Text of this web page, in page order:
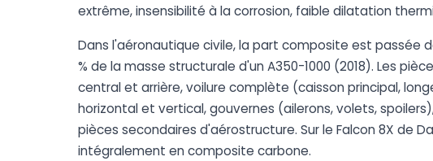
extrême, insensibilité à la corrosion, faible dilatation
Dans l'aéronautique civile, la part composite est passée
% de la masse structurale d'un A350-1000 (2018). Les
central et arrière, voilure complète (caisson principal,
horizontal et vertical, gouvernes (ailerons, volets,
pièces secondaires d'aérostructure. Sur le Falcon 8X de
intégralement en composite carbone.